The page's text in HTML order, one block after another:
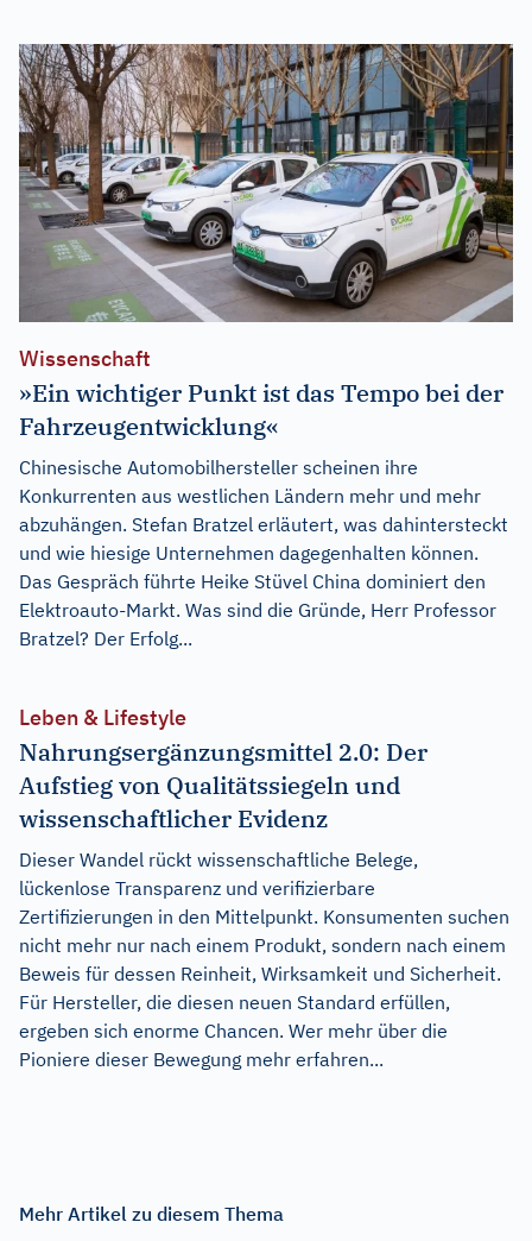
Wissenschaft
»Ein wichtiger Punkt ist das Tempo bei der
Fahrzeugentwicklung«
Chinesische Automobilhersteller scheinen ihre
Konkurrenten aus westlichen Ländern mehr und mehr
abzuhängen. Stefan Bratzel erläutert, was dahintersteckt
und wie hiesige Unternehmen dagegenhalten können.
Das Gespräch führte Heike Stüvel China dominiert den
Elektroauto-Markt. Was sind die Gründe, Herr Professor
Bratzel? Der Erfolg...
Leben & Lifestyle
Nahrungsergänzungsmittel 2.0: Der
Aufstieg von Qualitätssiegeln und
wissenschaftlicher Evidenz
Dieser Wandel rückt wissenschaftliche Belege,
lückenlose Transparenz und verifizierbare
Zertifizierungen in den Mittelpunkt. Konsumenten suchen
nicht mehr nur nach einem Produkt, sondern nach einem
Beweis für dessen Reinheit, Wirksamkeit und Sicherheit.
Für Hersteller, die diesen neuen Standard erfüllen,
ergeben sich enorme Chancen. Wer mehr über die
Pioniere dieser Bewegung mehr erfahren...
Mehr Artikel zu diesem Thema